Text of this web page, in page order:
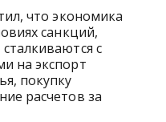
что экономика
санкций,
с
на экспорт
покупку
расчетов за